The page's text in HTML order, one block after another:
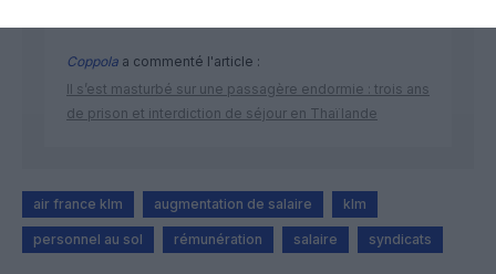
Coppola a commenté l'article :
Il s’est masturbé sur une passagère endormie : trois ans
de prison et interdiction de séjour en Thaïlande
air france klm augmentation de salaire klm
personnel au sol rémunération salaire syndicats